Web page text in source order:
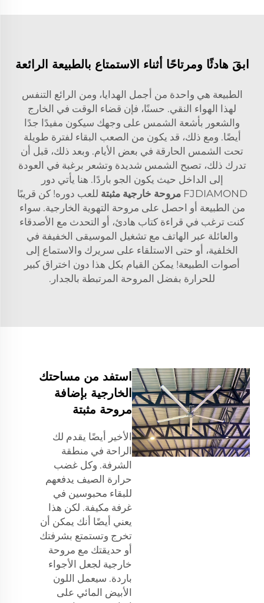
ابقَ هادئًا ومرتاحًا أثناء الاستمتاع بالطبيعة الرائعة
الطبيعة هي واحدة من أجمل الهدايا، ومن الرائع التنفس
لهذا الهواء النقي. حسنًا، فإن قضاء الوقت في الخارج
والشعور بأشعة الشمس على وجهك سيكون مفيدًا جدًا
أيضًا. ومع ذلك، قد يكون من الصعب البقاء لفترة طويلة
تحت الشمس الحارقة في بعض الأيام. وبعد ذلك، قبل أن
تدرك ذلك، تصبح الشمس شديدة وتشعر برغبة في العودة
إلى الداخل حيث يكون الجو باردًا. هنا يأتي دور
FJDIAMOND مروحة خارجية مثبتة للعب دوره! كن قريبًا
من الطبيعة أو احصل على مروحة التهوية الخارجية. سواء
كنت ترغب في قراءة كتاب هادئ، أو التحدث مع الأصدقاء
والعائلة عبر الهاتف مع تشغيل الموسيقى الخفيفة في
الخلفية، أو حتى الاستلقاء على سريرك والاستماع إلى
أصوات الطبيعة! يمكن القيام بكل هذا دون اختراق كبير
للحرارة بفضل المروحة المرتبطة بالجدار.
استفد من مساحتك
الخارجية بإضافة
مروحة مثبتة
الأخير أيضًا يقدم لك
الراحة في منطقة
الشرفة. وكل غضب
حرارة الصيف يدفعهم
للبقاء محبوسين في
غرفة مكيفة. لكن هذا
يعني أيضًا أنك يمكن أن
تخرج وتستمتع بشرفتك
أو حديقتك مع مروحة
خارجية لجعل الأجواء
باردة. سيعمل اللون
الأبيض المائي على